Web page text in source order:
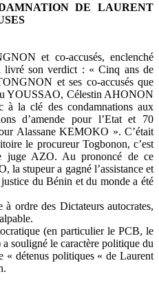
DE LAURENT
et co-accusés, enclenché
livré son verdict : « Cinq ans de
et ses co-accusés que
YOUSSAO, Célestin AHONON
à la clé des condamnations aux
d’amende pour l’Etat et 70
Alassane KEMOKO ». C’était
le procureur Togbonon, c’est
juge AZO. Au prononcé de ce
la stupeur a gagné l’assistance et
du Bénin et du monde a été
ordre des Dictateurs autocrates,
(en particulier le PCB, le
souligné le caractère politique du
« détenus politiques « de Laurent